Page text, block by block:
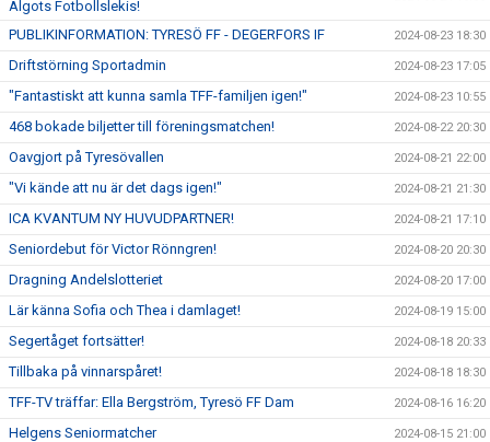
Älgots Fotbollslekis!
PUBLIKINFORMATION: TYRESÖ FF - DEGERFORS IF 2024-08-23 18:30
Driftstörning Sportadmin 2024-08-23 17:05
"Fantastiskt att kunna samla TFF-familjen igen!" 2024-08-23 10:55
468 bokade biljetter till föreningsmatchen! 2024-08-22 20:30
Oavgjort på Tyresövallen 2024-08-21 22:00
"Vi kände att nu är det dags igen!" 2024-08-21 21:30
ICA KVANTUM NY HUVUDPARTNER! 2024-08-21 17:10
Seniordebut för Victor Rönngren! 2024-08-20 20:30
Dragning Andelslotteriet 2024-08-20 17:00
Lär känna Sofia och Thea i damlaget! 2024-08-19 15:00
Segertåget fortsätter! 2024-08-18 20:33
Tillbaka på vinnarspåret! 2024-08-18 18:30
TFF-TV träffar: Ella Bergström, Tyresö FF Dam 2024-08-16 16:20
Helgens Seniormatcher 2024-08-15 21:00